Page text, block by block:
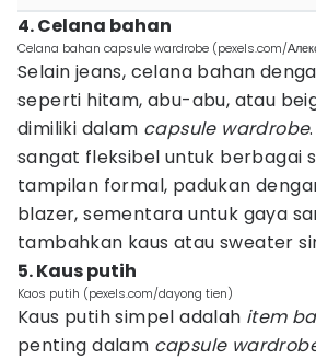
4. Celana bahan
Celana bahan capsule wardrobe (pexels.com/
Selain jeans, celana bahan
seperti hitam, abu-abu, atau
dimiliki dalam capsule wardrobe
sangat fleksibel untuk berbagai
tampilan formal, padukan
blazer, sementara untuk gaya
tambahkan kaus atau sweater
5. Kaus putih
Kaos putih (pexels.com/dayong tien)
Kaus putih simpel adalah item
penting dalam capsule